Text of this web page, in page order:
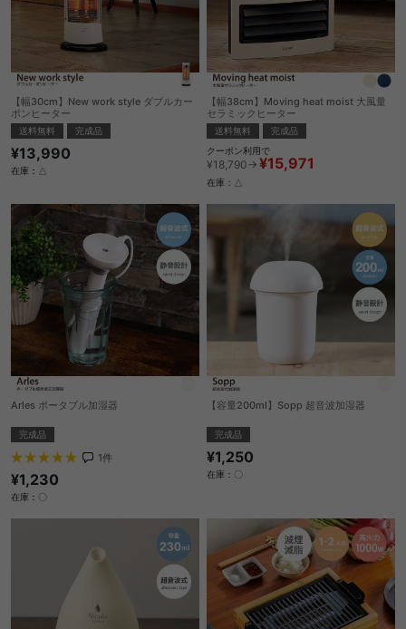
【幅30cm】New work style ダブルカー
ボンヒーター
送料無料 完成品
¥13,990
在庫：△
【幅38cm】Moving heat moist 大風量
セラミックヒーター
送料無料
完成品
クーポン利用で
¥18,790→ ¥15,971
在庫：△
Arles ポータブル加湿器
完成品
1件
¥1,230
在庫：〇
【容量200ml】Sopp 超音波加湿器
完成品
¥1,250
在庫：〇